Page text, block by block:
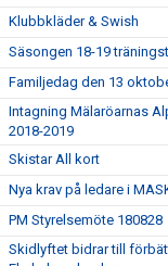
Klubbkläder & Swish
Säsongen 18-19
Familjedag den 13
Intagning Mälaröarnas
2018-2019
Skistar All kort
Nya krav på ledare i
PM Styrelsemöte 180828
Skidlyftet bidrar till